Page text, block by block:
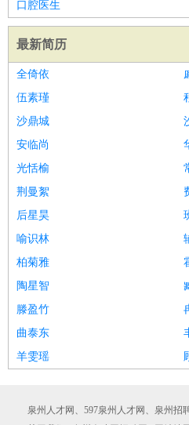
口腔医生
最新简历
全倚依
伍素瑾
沙鼎城
安临尚
光恬榆
荆曼絮
后星昊
喻识林
柏菊雅
陶星智
滕盈竹
曲泰东
羊雯瑶
泉州人才网、597泉州人才网、泉州招